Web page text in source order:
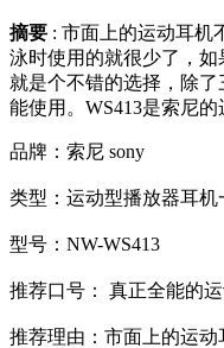
摘要 : 市面上的运动耳机
泳时使用的就很少了，如
就是个不错的选择，除
能使用。WS413是索尼的
品牌：索尼 sony
类型：运动型播放器耳机
型号：NW-WS413
推荐口号： 真正全能的
推荐理由：市面上的运